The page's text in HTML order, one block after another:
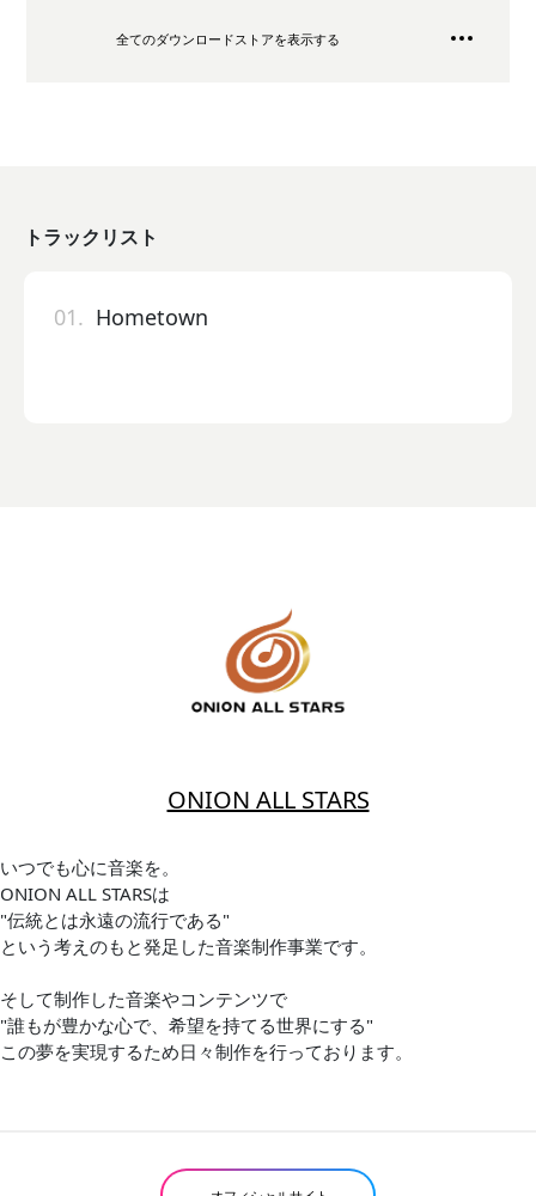
全てのダウンロードストアを表示する
トラックリスト
01. Hometown
ONION ALL STARS
いつでも心に音楽を。
ONION ALL STARSは
"伝統とは永遠の流行である"
という考えのもと発足した音楽制作事業です。
そして制作した音楽やコンテンツで
"誰もが豊かな心で、希望を持てる世界にする"
この夢を実現するため日々制作を行っております。